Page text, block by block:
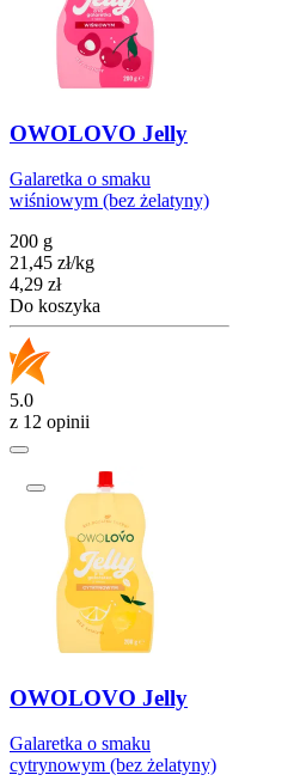
OWOLOVO Jelly
Galaretka o smaku
wiśniowym (bez żelatyny)
200 g
21,45 zł/kg
Cena
4,29 zł
Do koszyka
5.0
z 12 opinii
OWOLOVO Jelly
Galaretka o smaku
cytrynowym (bez żelatyny)